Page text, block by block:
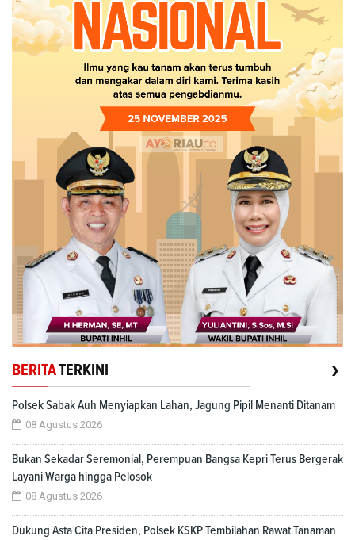
BERITATERKINI ›
Polsek Sabak Auh Menyiapkan Lahan, Jagung Pipil Menanti Ditanam
08 Agustus 2026
Bukan Sekadar Seremonial, Perempuan Bangsa Kepri Terus Bergerak
Layani Warga hingga Pelosok
08 Agustus 2026
Dukung Asta Cita Presiden, Polsek KSKP Tembilahan Rawat Tanaman